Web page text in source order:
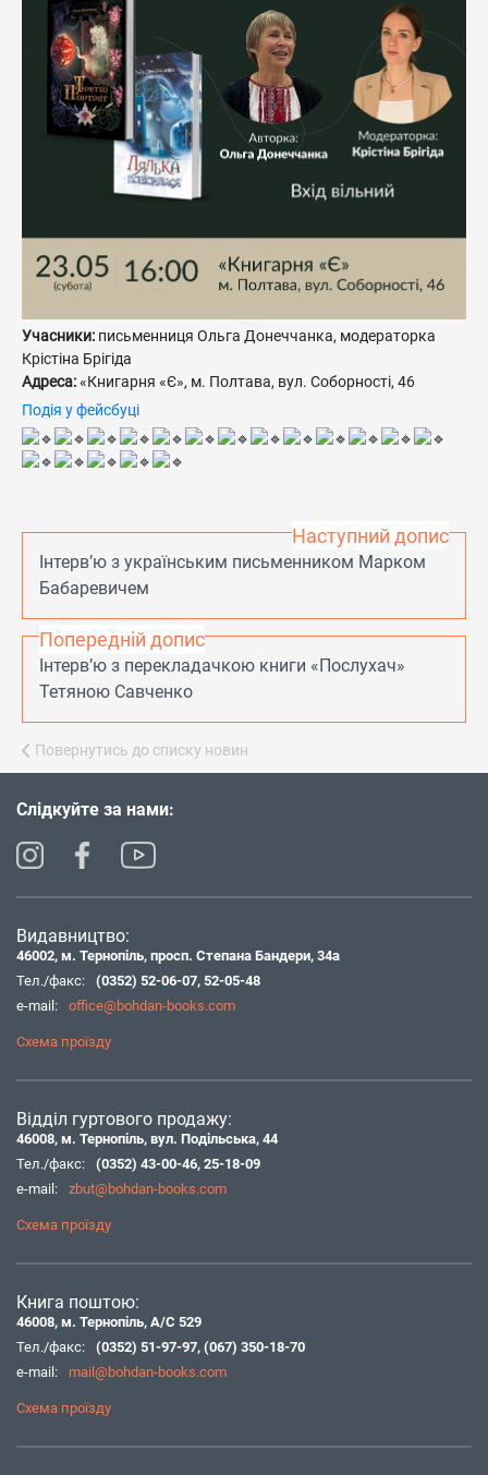
Учасники: письменниця Ольга Донеччанка, модераторка
Крістіна Брігіда
Адреса:«Книгарня «Є», м. Полтава, вул. Соборності, 46
Подія у фейсбуці
Наступний допис
Інтерв’ю з українським письменником Марком
Бабаревичем
Попередній допис
Інтерв’ю з перекладачкою книги «Послухач»
Тетяною Савченко
Повернутись до списку новин
Слідкуйте за нами:
Видавництво:
46002, м. Тернопіль, просп. Степана Бандери, 34а
Тел./факс:
(0352) 52-06-07, 52-05-48
e-mail:
office@bohdan-books.com
Схема проїзду
Відділ гуртового продажу:
46008, м. Тернопіль, вул. Подільська, 44
Тел./факс:
(0352) 43-00-46, 25-18-09
e-mail:
zbut@bohdan-books.com
Схема проїзду
Книга поштою:
46008, м. Тернопіль, А/С 529
Тел./факс:
(0352) 51-97-97, (067) 350-18-70
e-mail:
mail@bohdan-books.com
Схема проїзду